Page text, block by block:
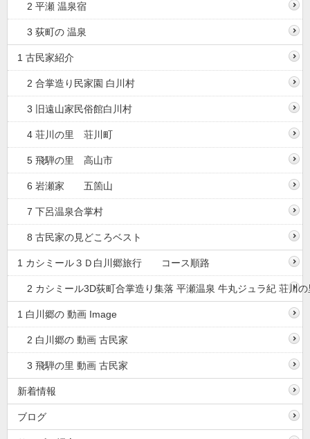
2 平瀬 温泉宿
3 荻町の 温泉
1 古民家紹介
2 合掌造り民家園 白川村
3 旧遠山家民俗館白川村
4 荘川の里 荘川町
5 飛騨の里 高山市
6 岩瀬家 五箇山
7 下呂温泉合掌村
8 古民家の見どころベスト
1 カシミール３Ｄ白川郷旅行 コース順路
2 カシミール3D荻町合掌造り集落 平瀬温泉 牛丸ジュラ紀 荘川の
1 白川郷の 動画 Image
2 白川郷の 動画 古民家
3 飛騨の里 動画 古民家
新着情報
ブログ